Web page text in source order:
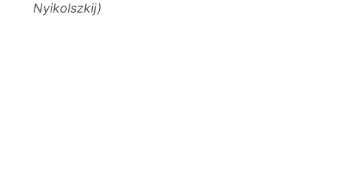
Nyikolszkij)